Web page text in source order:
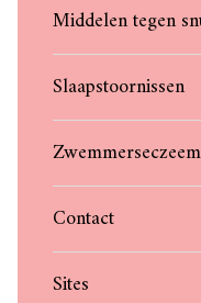
Middelen tegen
Slaapstoornissen
Zwemmerseczeem
Contact
Sites